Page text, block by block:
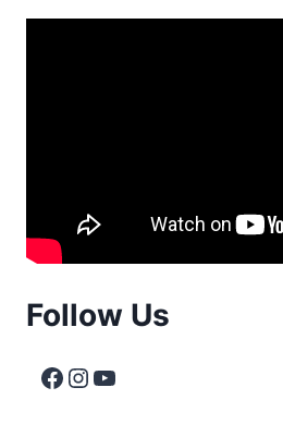
Follow Us